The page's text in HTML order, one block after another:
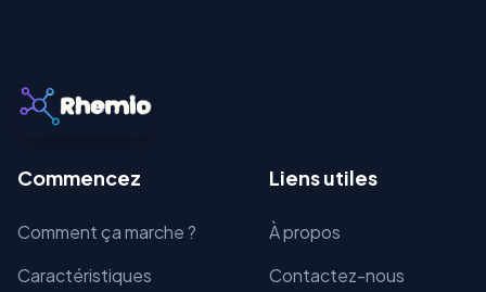
Commencez
Comment ça marche ?
Caractéristiques
Liens utiles
À propos
Contactez-nous